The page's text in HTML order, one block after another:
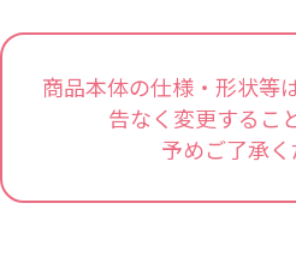
商品本体の仕様・形状等
告なく変更するこ
予めご了承く